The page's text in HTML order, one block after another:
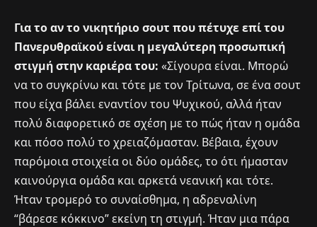
Για το αν το νικητήριο σουτ που πέτυχε επί του
Πανερυθραϊκού είναι η μεγαλύτερη προσωπική
στιγμή στην καριέρα του: «Σίγουρα είναι. Μπορώ
να το συγκρίνω και τότε με τον Τρίτωνα, σε ένα σουτ
που είχα βάλει εναντίον του Ψυχικού, αλλά ήταν
πολύ διαφορετικό σε σχέση με το πώς ήταν η ομάδα
και πόσο πολύ το χρειαζόμασταν. Βέβαια, έχουν
παρόμοια στοιχεία οι δύο ομάδες, το ότι ήμασταν
καινούργια ομάδα και αρκετά νεανική και τότε.
Ήταν τρομερό το συναίσθημα, η αδρεναλίνη
“βάρεσε κόκκινο” εκείνη τη στιγμή. Ήταν μια πάρα